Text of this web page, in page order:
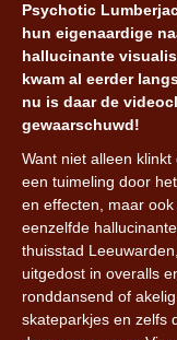
Psychotic
hun eigenaardige
hallucinante
kwam al eerder
nu is daar de
gewaarschuwd!
Want niet alleen
een tuimeling door
en effecten, maar
eenzelfde
thuisstad
uitgedost in overalls
ronddansend of
skateparkjes en zelfs